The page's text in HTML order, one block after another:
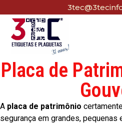
Placa de
A placa de patrimônio
segurança em grandes, pequenas